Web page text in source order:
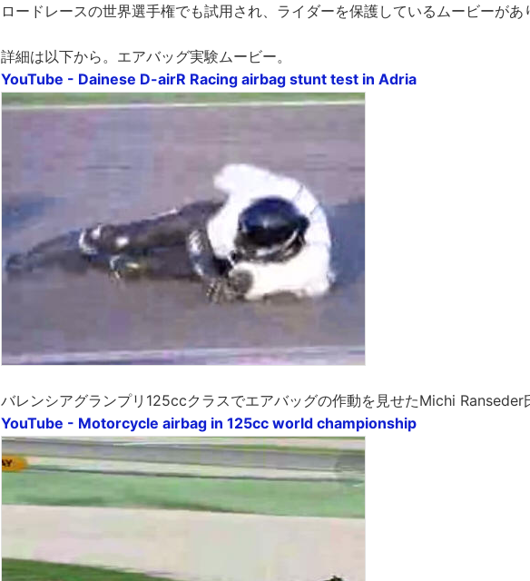
ロードレースの世界選手権でも試用され、ライダーを保護しているムービーがあ
詳細は以下から。エアバッグ実験ムービー。
YouTube - Dainese D-airR Racing airbag stunt test in Adria
バレンシアグランプリ125ccクラスでエアバッグの作動を見せたMichi Ranseder
YouTube - Motorcycle airbag in 125cc world championship